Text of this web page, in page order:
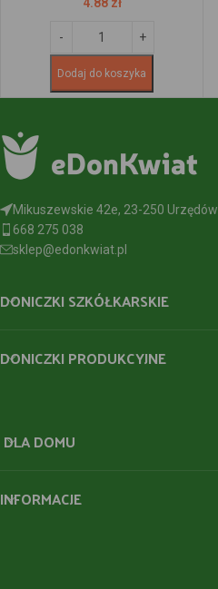
4.88 zł
Dodaj do koszyka
Mikuszewskie 42e, 23-250 Urzędów
668 275 038
sklep@edonkwiat.pl
DONICZKI SZKÓŁKARSKIE
DONICZKI PRODUKCYJNE
DLA DOMU
INFORMACJE